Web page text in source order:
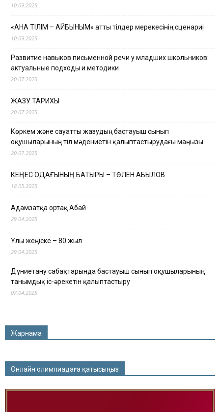
10.09.2025
«АНА ТІЛІМ – АЙБЫНЫМ» атты тілдер мерекесінің сценариі
10.09.2025
Развитие навыков письменной речи у младших школьников:
актуальные подходы и методики
20.07.2025
ЖАЗУ ТАРИХЫ
20.07.2025
Көркем және сауатты жазудың бастауыш сынып
оқушыларының тіл мәдениетін қалыптастырудағы маңызы
20.07.2025
КЕҢЕС ОДАҒЫНЫҢ БАТЫРЫ – ТӨЛЕН ҚАБЫЛОВ
18.05.2025
Адамзатқа ортақ Абай
29.04.2025
Ұлы жеңіске – 80 жыл
29.04.2025
Дүниетану сабақтарында бастауыш сынып оқушыларының
танымдық іс-әрекетін қалыптастыру
07.04.2025
Жарнама
Онлайн олимпиадаға қатысыңыз